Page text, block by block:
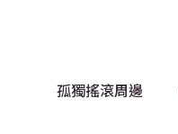
孤獨搖滾周邊